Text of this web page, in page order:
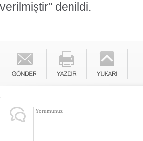
verilmiştir" denildi.